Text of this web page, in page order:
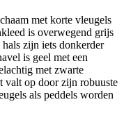
met korte vleugels
is overwegend grijs
zijn iets donkerder
is geel met een
met zwarte
valt op door zijn robuuste
als peddels worden